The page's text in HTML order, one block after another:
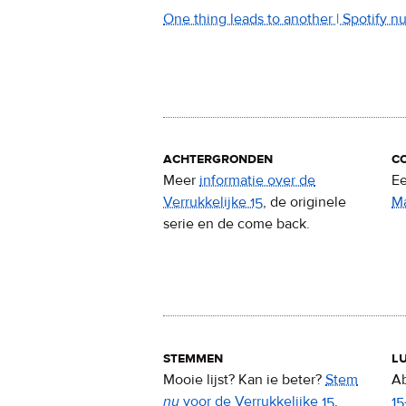
One thing leads to another | Spotify
achtergronden
Meer informatie over de
Verrukkelijke 15, de originele
serie en de come back.
stemmen
Mooie lijst? Kan ie beter? Stem
nu voor de Verrukkelijke 15.